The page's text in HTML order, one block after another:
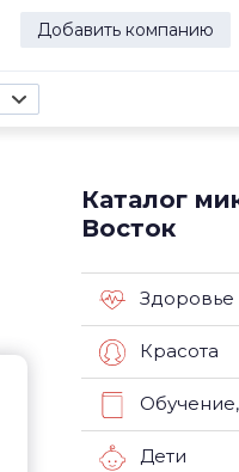
Добавить компанию
Каталог
Восток
Здоровье
Красота
Дети